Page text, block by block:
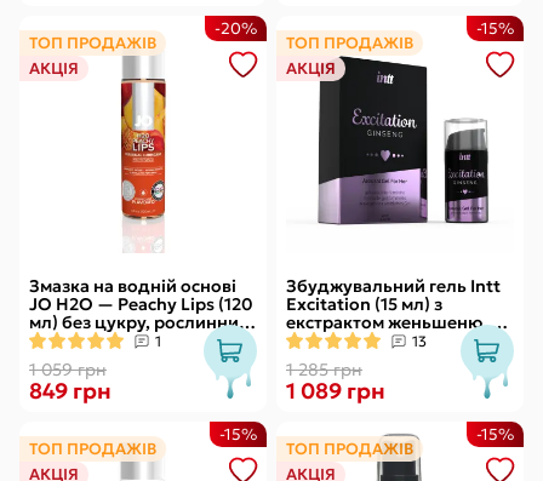
ТОП ПРОДАЖІВ
АКЦІЯ
Змазка на водній основі
JO H2O — Peachy Lips (120
мл) без цукру, рослинний
гліцерин
1
1 059 грн
-20%
849 грн
ТОП ПРОДАЖІВ
АКЦІЯ
Збуджувальний гель Intt
Excitation (15 мл) з
екстрактом женьшеню, з
ефектом вібрації
13
1 285 грн
-15%
1 089 грн
ТОП ПРОДАЖІВ
АКЦІЯ
-15%
ТОП ПРОДАЖІВ
АКЦІЯ
-15%